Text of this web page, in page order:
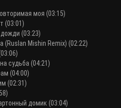
моя (03:15)
(03:01)
(03:23)
(Ruslan Mishin Remix) (02:22)
судьба (04:21)
(04:00)
(02:31)
домик (03:04)